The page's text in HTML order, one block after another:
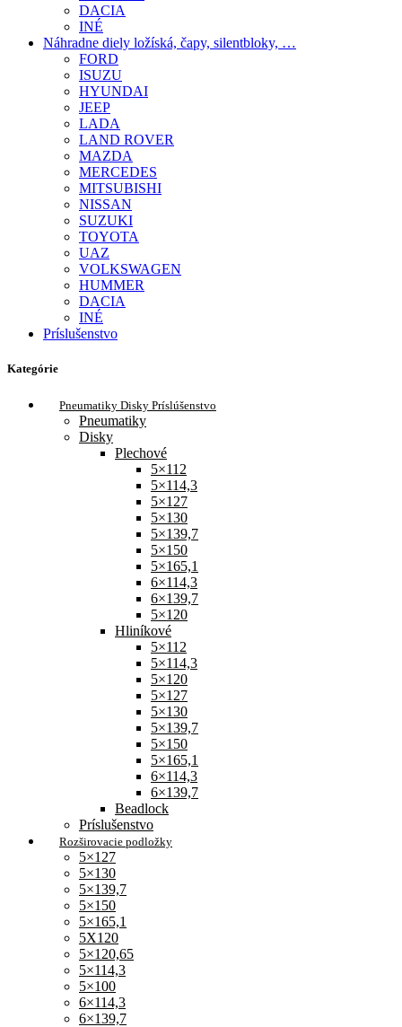
DACIA
INÉ
Náhradne diely ložíská, čapy, silentbloky, …
FORD
ISUZU
HYUNDAI
JEEP
LADA
LAND ROVER
MAZDA
MERCEDES
MITSUBISHI
NISSAN
SUZUKI
TOYOTA
UAZ
VOLKSWAGEN
HUMMER
DACIA
INÉ
Príslušenstvo
Kategórie
Pneumatiky Disky Príslúšenstvo
Pneumatiky
Disky
Plechové
5×112
5×114,3
5×127
5×130
5×139,7
5×150
5×165,1
6×114,3
6×139,7
5×120
Hliníkové
5×112
5×114,3
5×120
5×127
5×130
5×139,7
5×150
5×165,1
6×114,3
6×139,7
Beadlock
Príslušenstvo
Rozširovacie podložky
5×127
5×130
5×139,7
5×150
5×165,1
5X120
5×120,65
5×114,3
5×100
6×114,3
6×139,7